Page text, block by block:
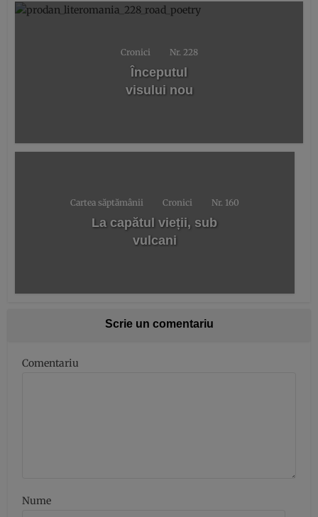
Cronici Nr. 228
Începutul
visului nou
Cartea săptămânii Cronici Nr. 160
La capătul vieții, sub
vulcani
Scrie un comentariu
Comentariu
Nume